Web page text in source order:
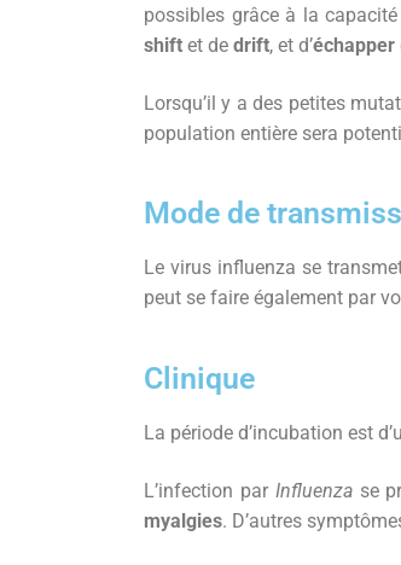
possibles grâce à la
shift et de drift, et d’échapper
Lorsqu’il y a des petites
population entière sera
Mode de
Le virus influenza se
peut se faire également par
Clinique
La période d’incubation est
L’infection par Influenzase
myalgies. D’autres